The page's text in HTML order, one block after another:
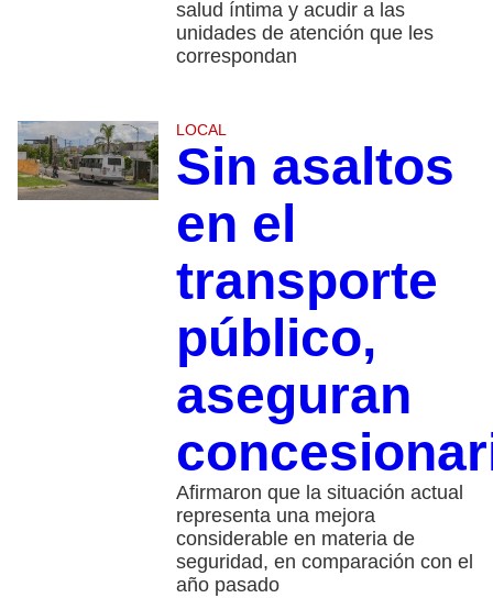
salud íntima y acudir a las
unidades de atención que les
correspondan
LOCAL
Sin asaltos
en el
transporte
público,
aseguran
Afirmaron que la situación actual
representa una mejora
considerable en materia de
seguridad, en comparación con el
año pasado